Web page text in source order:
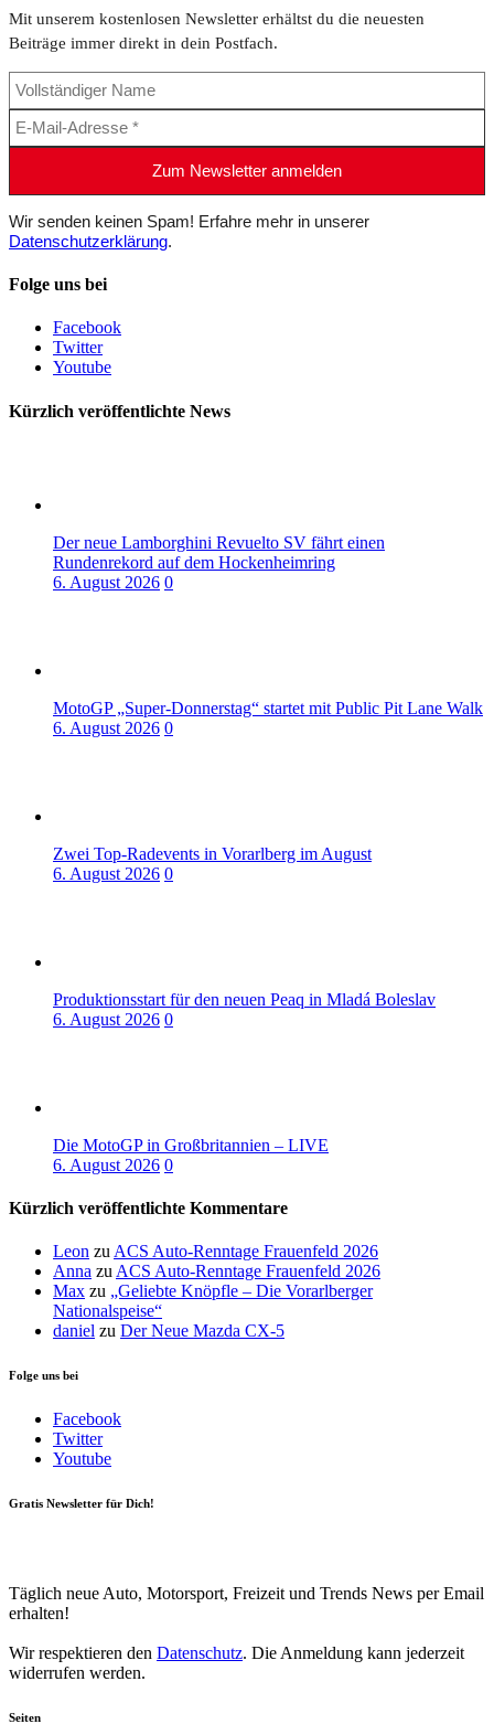
Mit unserem kostenlosen Newsletter erhältst du die neuesten
Beiträge immer direkt in dein Postfach.
Wir senden keinen Spam! Erfahre mehr in unserer
Datenschutzerklärung.
Folge uns bei
Facebook
Twitter
Youtube
Kürzlich veröffentlichte News
Der neue Lamborghini Revuelto SV fährt einen
Rundenrekord auf dem Hockenheimring
6. August 2026 0
MotoGP „Super-Donnerstag“ startet mit Public Pit Lane Walk
6. August 2026 0
Zwei Top-Radevents in Vorarlberg im August
6. August 2026 0
Produktionsstart für den neuen Peaq in Mladá Boleslav
6. August 2026 0
Die MotoGP in Großbritannien – LIVE
6. August 2026 0
Kürzlich veröffentlichte Kommentare
Leon zu ACS Auto-Renntage Frauenfeld 2026
Anna zu ACS Auto-Renntage Frauenfeld 2026
Max zu „Geliebte Knöpfle – Die Vorarlberger
Nationalspeise“
daniel zu Der Neue Mazda CX-5
Folge uns bei
Facebook
Twitter
Youtube
Gratis Newsletter für Dich!
Täglich neue Auto, Motorsport, Freizeit und Trends News per Email
erhalten!
Wir respektieren den Datenschutz. Die Anmeldung kann jederzeit
widerrufen werden.
Seiten